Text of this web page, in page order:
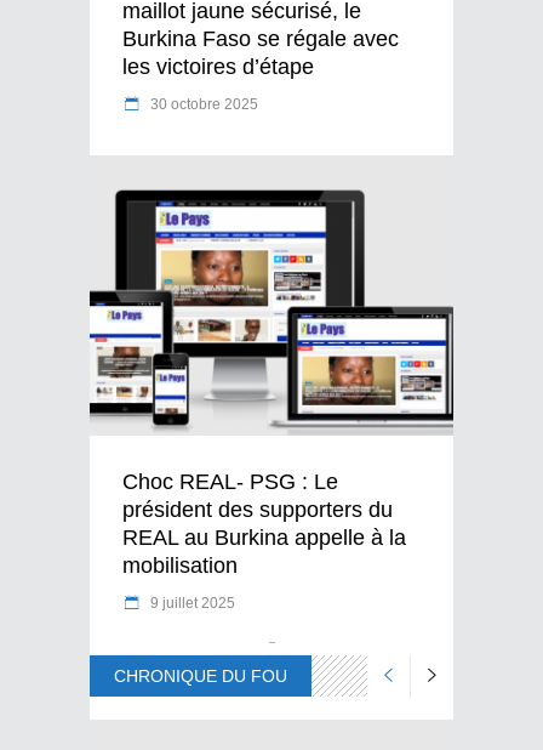
maillot jaune sécurisé, le
Burkina Faso se régale avec
les victoires d’étape
30 octobre 2025
Choc REAL- PSG : Le
président des supporters du
REAL au Burkina appelle à la
mobilisation
9 juillet 2025
CHRONIQUE DU FOU